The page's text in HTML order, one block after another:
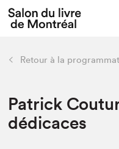
L'événement
Préparer sa
retour
Préparer sa visite
Liens pratiques
Retour à la
Patrick
dédicaces